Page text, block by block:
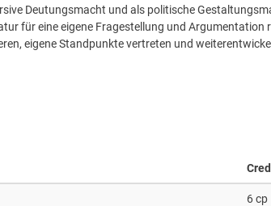
Deutungsmacht und als politische
für eine eigene Fragestellung und Argumentation
eigene Standpunkte vertreten und
6 cp